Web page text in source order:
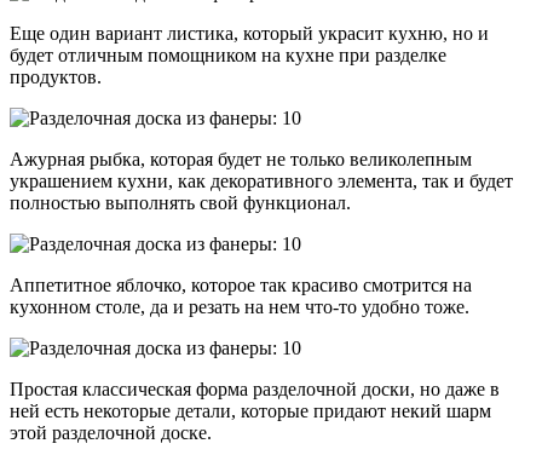
Еще один вариант листика, который украсит кухню, но и
будет отличным помощником на кухне при разделке
продуктов.
Ажурная рыбка, которая будет не только великолепным
украшением кухни, как декоративного элемента, так и будет
полностью выполнять свой функционал.
Аппетитное яблочко, которое так красиво смотрится на
кухонном столе, да и резать на нем что-то удобно тоже.
Простая классическая форма разделочной доски, но даже в
ней есть некоторые детали, которые придают некий шарм
этой разделочной доске.